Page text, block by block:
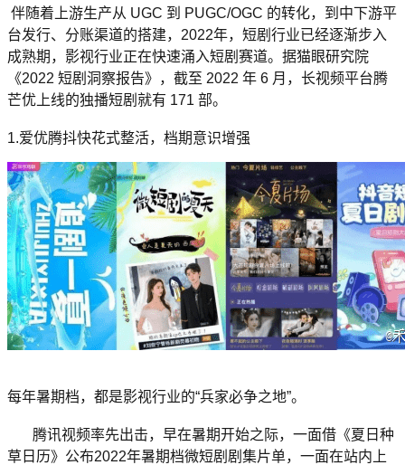
伴随着上游生产从 UGC 到 PUGC/OGC 的转化，到中下游平
台发行、分账渠道的搭建，2022年，短剧行业已经逐渐步入
成熟期，影视行业正在快速涌入短剧赛道。据猫眼研究院
《2022 短剧洞察报告》，截至 2022 年 6 月，长视频平台腾
芒优上线的独播短剧就有 171 部。
1.爱优腾抖快花式整活，档期意识增强
每年暑期档，都是影视行业的“兵家必争之地”。
腾讯视频率先出击，早在暑期开始之际，一面借《夏日种
草日历》公布2022年暑期档微短剧剧集片单，一面在站内上